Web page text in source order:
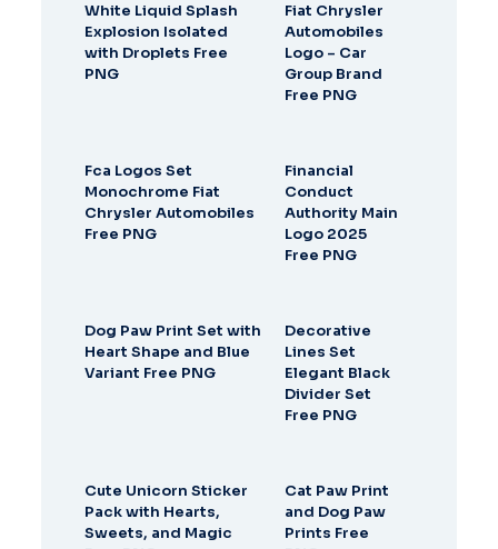
White Liquid Splash
Explosion Isolated
with Droplets Free
PNG
Fiat Chrysler
Automobiles
Logo – Car
Group Brand
Free PNG
Fca Logos Set
Monochrome Fiat
Chrysler Automobiles
Free PNG
Financial
Conduct
Authority Main
Logo 2025
Free PNG
Dog Paw Print Set with
Heart Shape and Blue
Variant Free PNG
Decorative
Lines Set
Elegant Black
Divider Set
Free PNG
Cute Unicorn Sticker
Pack with Hearts,
Sweets, and Magic
Cat Paw Print
and Dog Paw
Prints Free